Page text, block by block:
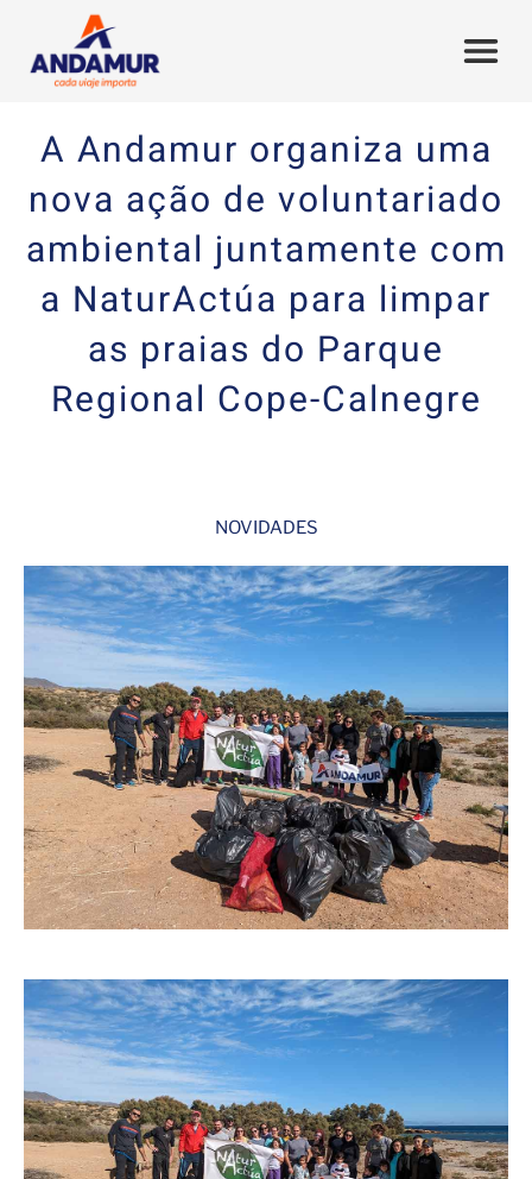
A Andamur organiza uma
nova ação de voluntariado
ambiental juntamente com
a NaturActúa para limpar
as praias do Parque
Regional Cope-Calnegre
NOVIDADES